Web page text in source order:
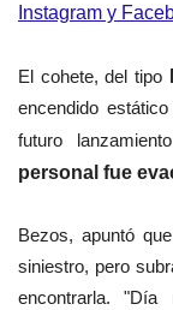
Instagram y
El cohete, del tipo
encendido
futuro
personal fue
Bezos, apuntó
siniestro, pero
encontrarla."Día